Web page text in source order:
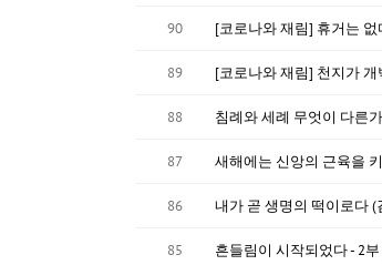
90 [코로나와 재림] 휴거는
89 [코로나와 재림] 천지가
88 침례와 세례 무엇이 다른
87 새해에는 신앙의 근육을
86 내가 곧 생명의 떡이로다 (
85 흔들림이 시작되었다 - 2